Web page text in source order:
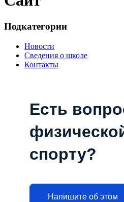
Подкатегории
Новости
Сведения о школе
Контакты
Есть
спорту?
Напишите об этом